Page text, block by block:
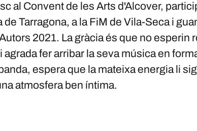
al Convent de les Arts d'Alcover,
Tarragona, a la FiM de Vila-Seca i
2021. La gràcia és que no esperin
fer arribar la seva música en
espera que la mateixa energia li
atmosfera ben íntima.